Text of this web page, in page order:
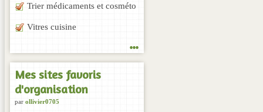
Trier médicaments et cosméto
Vitres cuisine
...
Mes sites favoris
d'organisation
par ollivier0705